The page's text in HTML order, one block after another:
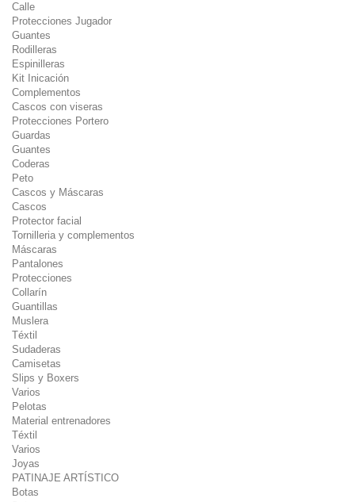
Calle
Protecciones Jugador
Guantes
Rodilleras
Espinilleras
Kit Inicación
Complementos
Cascos con viseras
Protecciones Portero
Guardas
Guantes
Coderas
Peto
Cascos y Máscaras
Cascos
Protector facial
Tornilleria y complementos
Máscaras
Pantalones
Protecciones
Collarín
Guantillas
Muslera
Téxtil
Sudaderas
Camisetas
Slips y Boxers
Varios
Pelotas
Material entrenadores
Téxtil
Varios
Joyas
PATINAJE ARTÍSTICO
Botas